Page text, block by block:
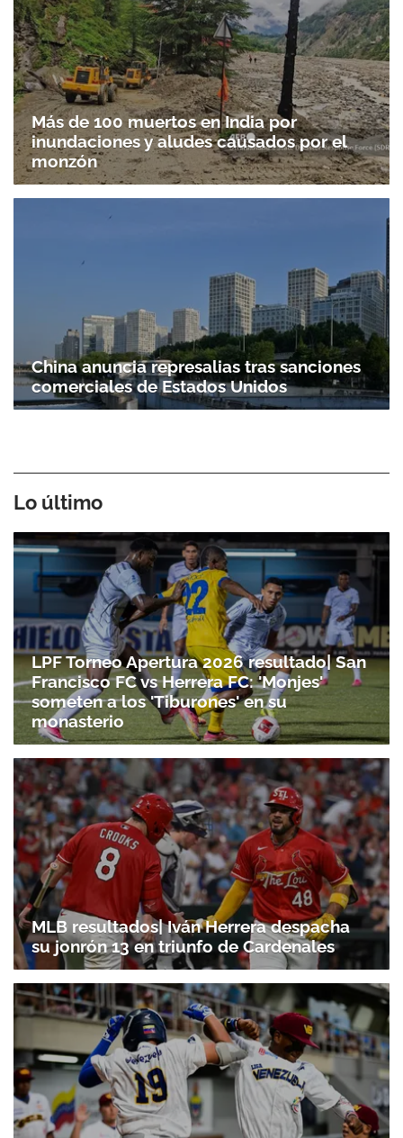
Más de 100 muertos en India por
inundaciones y aludes causados por el
monzón
China anuncia represalias tras sanciones
comerciales de Estados Unidos
Lo último
LPF Torneo Apertura 2026 resultado| San
Francisco FC vs Herrera FC: 'Monjes'
someten a los 'Tiburones' en su
monasterio
MLB resultados| Iván Herrera despacha
su jonrón 13 en triunfo de Cardenales